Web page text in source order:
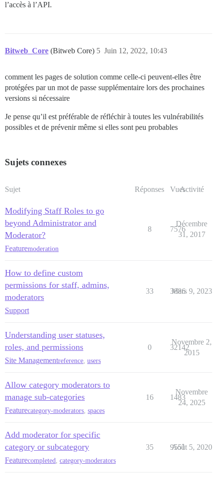
l’accès à l’API.
Bitweb_Core (Bitweb Core) Juin 12, 2022, 10:43
5
comment les pages de solution comme celle-ci peuvent-elles être
protégées par un mot de passe supplémentaire lors des prochaines
versions si nécessaire
Je pense qu’il est préférable de réfléchir à toutes les vulnérabilités
possibles et de prévenir même si elles sont peu probables
Sujets connexes
Sujet Réponses VuesActivité
Modifying Staff Roles to go
beyond Administrator and
Moderator?
Featuremoderation
8 7576
Décembre
31, 2017
How to define custom
permissions for staff, admins,
moderators
Support
33 3886
Mars 9, 2023
Understanding user statuses,
roles, and permissions
Site Managementreference users
0 32142
Novembre 2,
2015
Allow category moderators to
manage sub-categories
Featurecategory-moderators spaces
16 1483
Novembre
24, 2025
Add moderator for specific
category or subcategory
Featurecompleted category-moderators
35 9551
Août 5, 2020